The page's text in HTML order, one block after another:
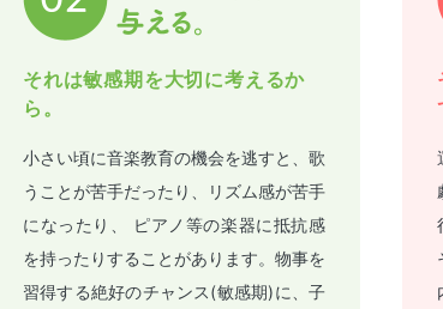
それは敏感期を大切に考えるか
ら。
小さい頃に音楽教育の機会を逃すと、歌
うことが苦手だったり、リズム感が苦手
になったり、 ピアノ等の楽器に抵抗感
を持ったりすることがあります。物事を
習得する絶好のチャンス(敏感期)に、子